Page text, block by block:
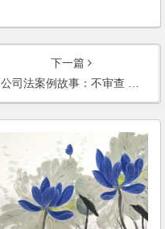
下一篇
公司法案例故事：不审查 不善意 担保无效